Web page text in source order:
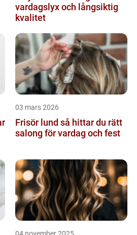
vardagslyx och långsiktig
kvalitet
03 mars 2026
Frisör lund så hittar du rätt
salong för vardag och fest